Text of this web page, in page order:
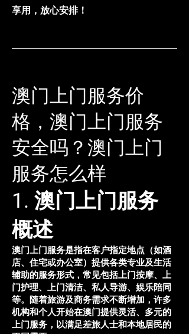
享用，放心安排！
澳门上门服务价
格，澳门上门服务
安全吗？澳门上门
服务怎么样
1. 澳门上门服务
概述
澳门上门服务是指在客户指定地点（如酒
店、住宅或办公室）提供各类专业及生活
辅助的服务形式，常见包括上门按摩、上
门护理、上门清洁、私人导游、娱乐陪同
等。随着旅游及商务需求不断增加，许多
机构和个人开始在澳门提供灵活、多元的
上门服务，以满足差旅人士和本地居民的